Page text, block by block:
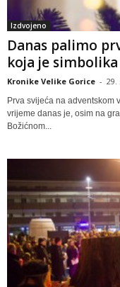
Izdvojeno
Danas palimo
koja je simbolika
Kronike Velike Gorice - 29.
Prva svijeća na adventskom
vrijeme danas je, osim na
Božićnom...